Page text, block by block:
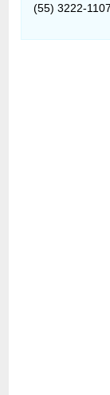
(55) 3222-1107